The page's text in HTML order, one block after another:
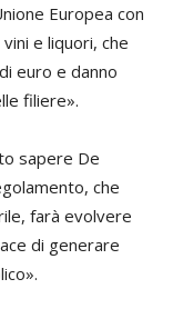
Europea con
e liquori, che
euro e danno
filiere».
sapere De
che
farà evolvere
di generare